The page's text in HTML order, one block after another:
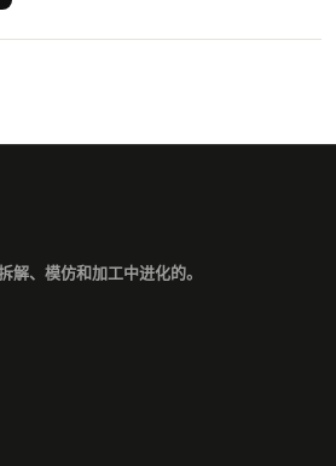
解、模仿和加工中进化的。